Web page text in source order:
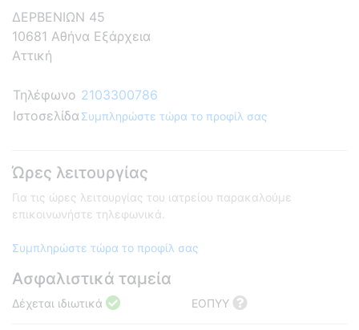
ΔΕΡΒΕΝΙΩΝ 45
10681 Αθήνα Εξάρχεια
Αττική
Τηλέφωνο 2103300786
Ιστοσελίδα Συμπληρώστε τώρα το προφίλ σας
Ώρες λειτουργίας
Για τις ώρες λειτουργίας του ιατρείου παρακαλούμε
επικοινωνήστε τηλεφωνικά.
Συμπληρώστε τώρα το προφίλ σας
Ασφαλιστικά ταμεία
Δέχεται ιδιωτικά ΕΟΠΥΥ